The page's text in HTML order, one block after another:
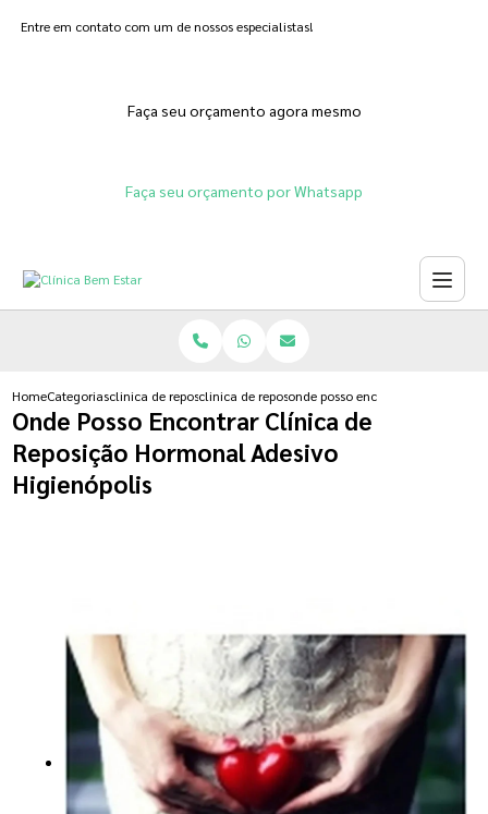
Entre em contato com um de nossos especialistas!
Faça seu orçamento agora mesmo
Faça seu orçamento por Whatsapp
HomeCategoriasclinica de reposicao hormonalclinica de reposicao de testosterona
onde posso encontrar clinica de
Onde Posso Encontrar Clínica de
Reposição Hormonal Adesivo
Higienópolis